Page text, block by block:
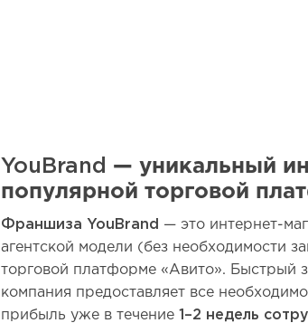
YouBrand — уникальный
популярной торговой
Франшиза YouBrand — это интернет-
агентской модели (без необходимости
торговой платформе «Авито». Быстрый
компания предоставляет все
прибыль уже в течение 1–2 недель